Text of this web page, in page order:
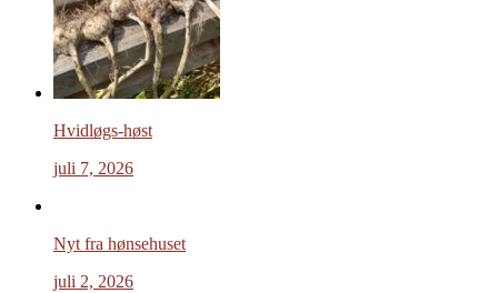
Hvidløgs-høst
juli 7, 2026
Nyt fra hønsehuset
juli 2, 2026